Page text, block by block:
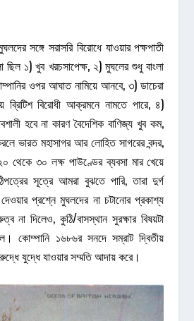
সঙ্গে সরাসরি বিরোধে যাওয়ার পক্ষপাতী
ছিল ১) খুব খরচসাপেক্ষ, ২) মুঘলের শুধু বাংলা
ওপর আঘাত নামিয়ে আনবে, ৩) ডাচেরা
ব্রিটিশ বিরোধী আক্রমনে নামতে পারে, ৪)
হবে না কারণ বৈদেশিক বাণিজ্য খুব কম,
ভারত মহাসাগর আর লোহিত সাগরের বন্দর,
থেকে ৩০ লক্ষ পাউণ্ডের ব্যবসা মার খেয়ে
সূত্রে আমরা বুঝতে পারি, তারা দুর্গ
প্রশ্নে মুঘলদের না চটানোর প্রকাশ্য
না দিলেও, কুঠি/বাসস্থান সুরক্ষার বিষয়টা
কোম্পানি ১৬৮৬র সনদে সম্রাট দ্বিতীয়
যুদ্ধে যাওয়ার সম্মতি আদায় করে।